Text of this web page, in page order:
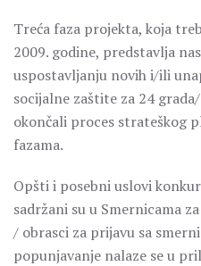
Treća faza projekta, koja
2009. godine, predstavlja
uspostavljanju novih i/ili
socijalne zaštite za 24
okončali proces strateškog
fazama.
Opšti i posebni uslovi
sadržani su u Smernicama
/ obrasci za prijavu sa
popunjavanje nalaze se u